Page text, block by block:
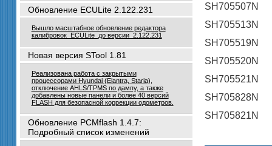
Обновление ECULite 2.122.231
Вышло масштабное обновление редактора
калибровок ECULite до версии 2.122.231
Новая версия STool 1.81
Реализована работа с закрытыми
процессорами Hyundai (Elantra, Staria),
отключение AHLS/TPMS по дампу, а также
добавлены новые панели и более 40 версий
FLASH для безопасной коррекции одометров.
Обновление PCMflash 1.4.7:
Подробный список изменений
SH705507N
SH705513N
SH705519N
SH705520N
SH705521N
SH705828N
SH705821N